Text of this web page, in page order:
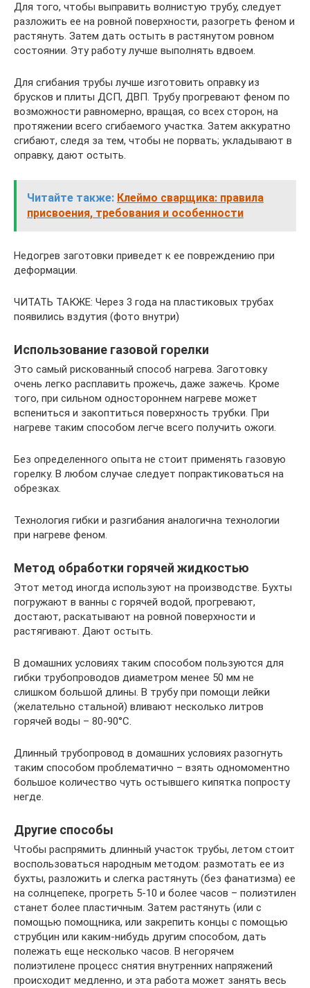
Для того, чтобы выправить волнистую трубу, следует
разложить ее на ровной поверхности, разогреть феном и
растянуть. Затем дать остыть в растянутом ровном
состоянии. Эту работу лучше выполнять вдвоем.
Для сгибания трубы лучше изготовить оправку из
брусков и плиты ДСП, ДВП. Трубу прогревают феном по
возможности равномерно, вращая, со всех сторон, на
протяжении всего сгибаемого участка. Затем аккуратно
сгибают, следя за тем, чтобы не порвать; укладывают в
оправку, дают остыть.
Читайте также: Клеймо сварщика: правила
присвоения, требования и особенности
Недогрев заготовки приведет к ее повреждению при
деформации.
ЧИТАТЬ ТАКЖЕ: Через 3 года на пластиковых трубах
появились вздутия (фото внутри)
Использование газовой горелки
Это самый рискованный способ нагрева. Заготовку
очень легко расплавить прожечь, даже зажечь. Кроме
того, при сильном одностороннем нагреве может
вспениться и закоптиться поверхность трубки. При
нагреве таким способом легче всего получить ожоги.
Без определенного опыта не стоит применять газовую
горелку. В любом случае следует попрактиковаться на
обрезках.
Технология гибки и разгибания аналогична технологии
при нагреве феном.
Метод обработки горячей жидкостью
Этот метод иногда используют на производстве. Бухты
погружают в ванны с горячей водой, прогревают,
достают, раскатывают на ровной поверхности и
растягивают. Дают остыть.
В домашних условиях таким способом пользуются для
гибки трубопроводов диаметром менее 50 мм не
слишком большой длины. В трубу при помощи лейки
(желательно стальной) вливают несколько литров
горячей воды – 80-90°С.
Длинный трубопровод в домашних условиях разогнуть
таким способом проблематично – взять одномоментно
большое количество чуть остывшего кипятка попросту
негде.
Другие способы
Чтобы распрямить длинный участок трубы, летом стоит
воспользоваться народным методом: размотать ее из
бухты, разложить и слегка растянуть (без фанатизма) ее
на солнцепеке, прогреть 5-10 и более часов – полиэтилен
станет более пластичным. Затем растянуть (или с
помощью помощника, или закрепить концы с помощью
струбцин или каким-нибудь другим способом, дать
полежать еще несколько часов. В негорячем
полиэтилене процесс снятия внутренних напряжений
происходит медленно, и эта работа может занять весь